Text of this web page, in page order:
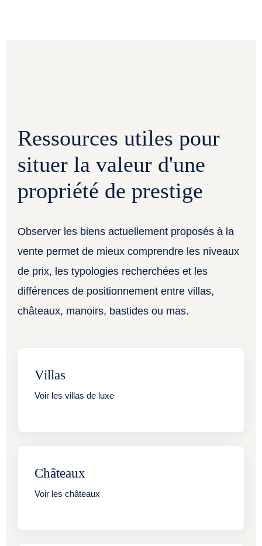
Ressources utiles pour
situer la valeur d'une
propriété de prestige
Observer les biens actuellement proposés à la
vente permet de mieux comprendre les niveaux
de prix, les typologies recherchées et les
différences de positionnement entre villas,
châteaux, manoirs, bastides ou mas.
Villas
Voir les villas de luxe
Châteaux
Voir les châteaux